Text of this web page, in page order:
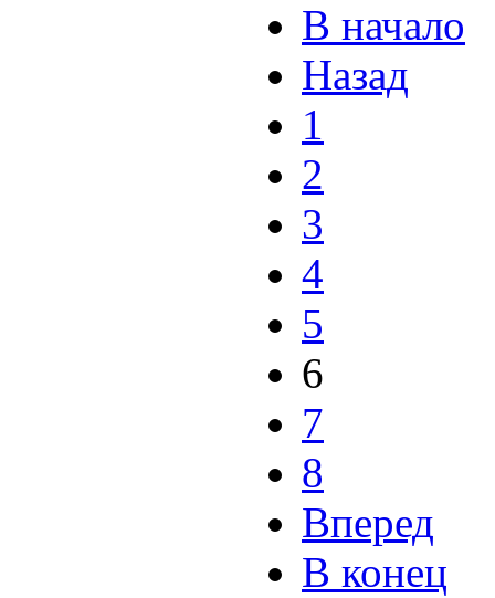
В начало
Назад
1
2
3
4
5
6
7
8
Вперед
В конец